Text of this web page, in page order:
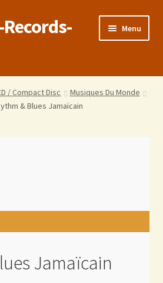
Menu
vente
/ Compact Disc
Musiques Du Monde
& Blues Jamaïcain
Jamaïcain